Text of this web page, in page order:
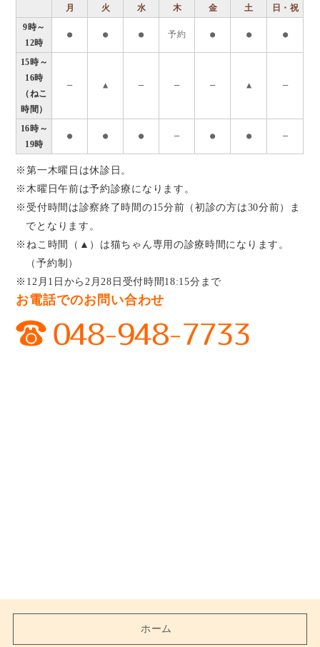
月 火 水 木 金 土
日・祝
9時～
12時
● ● ● 予約 ● ● ●
15時～
16時
（ねこ
時間）
― ▲ ― ― ― ▲ ―
16時～
19時
● ● ● ― ● ● ―
※第一木曜日は休診日。
※木曜日午前は予約診療になります。
※受付時間は診察終了時間の15分前（初診の方は30分前）ま
でとなります。
※ねこ時間（▲）は猫ちゃん専用の診療時間になります。
（予約制）
※12月1日から2月28日受付時間18:15分まで
お電話でのお問い合わせ
ホーム